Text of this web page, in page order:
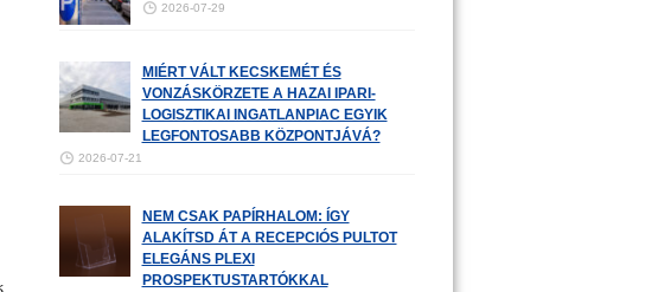
2026-07-29
MIÉRT VÁLT KECSKEMÉT ÉS
VONZÁSKÖRZETE A HAZAI IPARI-
LOGISZTIKAI INGATLANPIAC EGYIK
LEGFONTOSABB KÖZPONTJÁVÁ?
2026-07-21
NEM CSAK PAPÍRHALOM: ÍGY
ALAKÍTSD ÁT A RECEPCIÓS PULTOT
ELEGÁNS PLEXI
PROSPEKTUSTARTÓKKAL